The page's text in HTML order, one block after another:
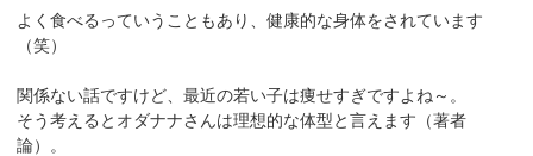
よく食べるっていうこともあり、健康的な身体をされています
（笑）
関係ない話ですけど、最近の若い子は痩せすぎですよね～。
そう考えるとオダナナさんは理想的な体型と言えます（著者
論）。